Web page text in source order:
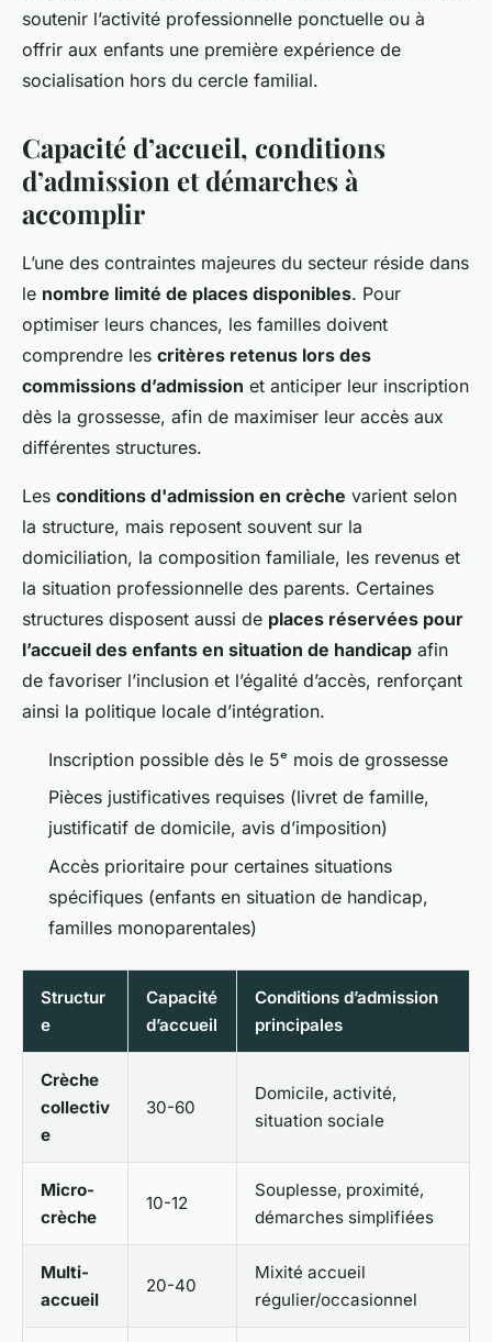
soutenir l’activité professionnelle ponctuelle ou à
offrir aux enfants une première expérience de
socialisation hors du cercle familial.
Capacité d’accueil, conditions
d’admission et démarches à
accomplir
L’une des contraintes majeures du secteur réside dans
le nombre limité de places disponibles. Pour
optimiser leurs chances, les familles doivent
comprendre les critères retenus lors des
commissions d’admission et anticiper leur inscription
dès la grossesse, afin de maximiser leur accès aux
différentes structures.
Les conditions d'admission en crèche varient selon
la structure, mais reposent souvent sur la
domiciliation, la composition familiale, les revenus et
la situation professionnelle des parents. Certaines
structures disposent aussi de places réservées pour
l’accueil des enfants en situation de handicap afin
de favoriser l’inclusion et l’égalité d’accès, renforçant
ainsi la politique locale d’intégration.
Inscription possible dès le 5ᵉ mois de grossesse
Pièces justificatives requises (livret de famille,
justificatif de domicile, avis d’imposition)
Accès prioritaire pour certaines situations
spécifiques (enfants en situation de handicap,
familles monoparentales)
Structur
e
Capacité
d’accueil
Conditions d’admission
principales
Crèche
collectiv
e
30-60
Domicile, activité,
situation sociale
Micro-
crèche
10-12
Souplesse, proximité,
démarches simplifiées
Multi-
accueil
20-40
Mixité accueil
régulier/occasionnel